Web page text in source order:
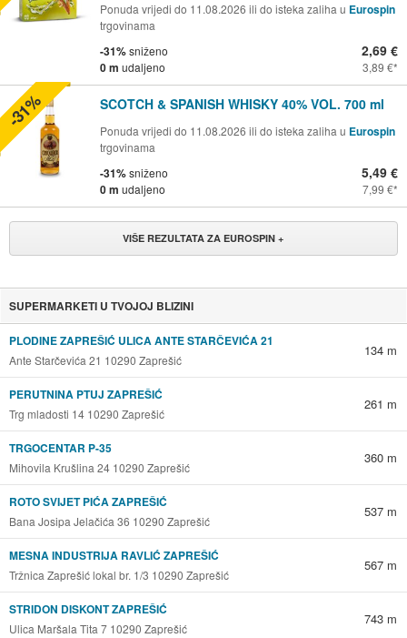
Ponuda vrijedi do 11.08.2026 ili do isteka zaliha u Eurospin
trgovinama
-31%sniženo
0 m udaljeno
2,69 €
3,89 €
SCOTCH & SPANISH WHISKY 40% VOL. 700 ml
Ponuda vrijedi do 11.08.2026 ili do isteka zaliha u Eurospin
trgovinama
-31%sniženo
0 m udaljeno
5,49 €
7,99 €
-31%
VIŠE REZULTATA ZA EUROSPIN +
SUPERMARKETI U TVOJOJ BLIZINI
PLODINE ZAPREŠIĆ ULICA ANTE STARČEVIĆA 21
Ante Starčevića 21 10290 Zaprešić
134 m
PERUTNINA PTUJ ZAPREŠIĆ
Trg mladosti 14 10290 Zaprešić
261 m
TRGOCENTAR P-35
Mihovila Krušlina 24 10290 Zaprešić
360 m
ROTO SVIJET PIĆA ZAPREŠIĆ
Bana Josipa Jelačića 36 10290 Zaprešić
537 m
MESNA INDUSTRIJA RAVLIĆ ZAPREŠIĆ
Tržnica Zaprešić lokal br. 1/3 10290 Zaprešić
567 m
STRIDON DISKONT ZAPREŠIĆ
Ulica Maršala Tita 7 10290 Zaprešić
743 m